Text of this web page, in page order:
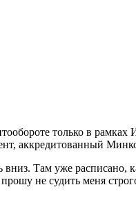
только в
аккредитованный
вниз. Там уже расписано,
не судить меня